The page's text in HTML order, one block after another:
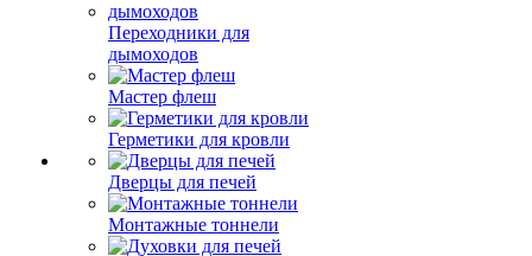
Переходники для
дымоходов
Мастер флеш
Герметики для кровли
Дверцы для печей
Монтажные тоннели